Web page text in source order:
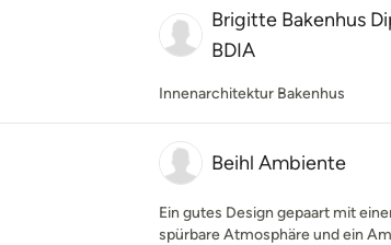
Brigitte Bakenhus
BDIA
Innenarchitektur Bakenhus
Beihl Ambiente
Ein gutes Design gepaart mit
spürbare Atmosphäre und ein